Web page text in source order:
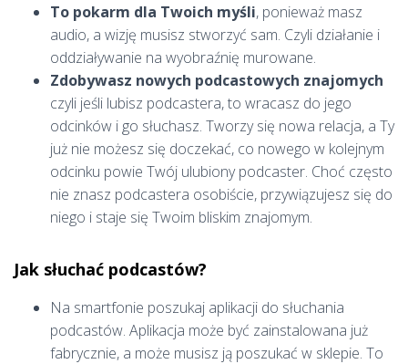
To pokarm dla Twoich myśli, ponieważ masz
audio, a wizję musisz stworzyć sam. Czyli działanie i
oddziaływanie na wyobraźnię murowane.
Zdobywasz nowych podcastowych znajomych
czyli jeśli lubisz podcastera, to wracasz do jego
odcinków i go słuchasz. Tworzy się nowa relacja, a Ty
już nie możesz się doczekać, co nowego w kolejnym
odcinku powie Twój ulubiony podcaster. Choć często
nie znasz podcastera osobiście, przywiązujesz się do
niego i staje się Twoim bliskim znajomym.
Jak słuchać podcastów?
Na smartfonie poszukaj aplikacji do słuchania
podcastów. Aplikacja może być zainstalowana już
fabrycznie, a może musisz ją poszukać w sklepie. To